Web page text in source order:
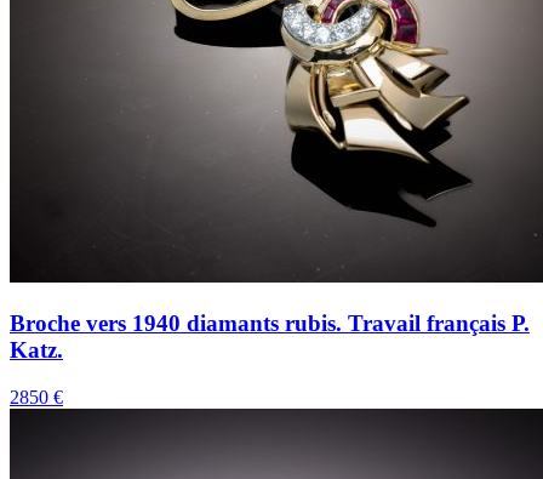
Broche vers 1940 diamants rubis. Travail français P.
Katz.
2850 €